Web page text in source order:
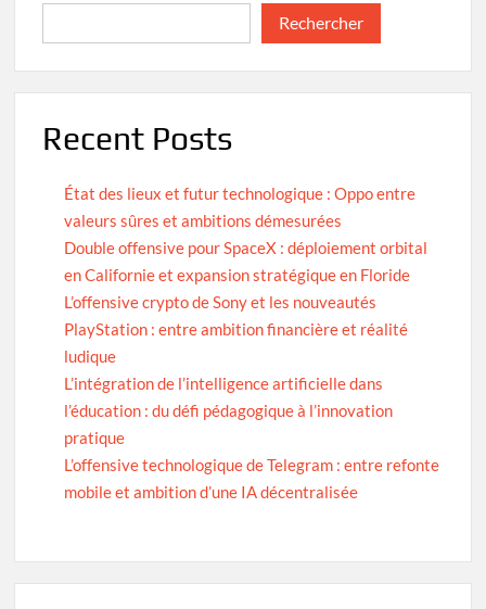
Rechercher
Recent Posts
État des lieux et futur technologique : Oppo entre
valeurs sûres et ambitions démesurées
Double offensive pour SpaceX : déploiement orbital
en Californie et expansion stratégique en Floride
L’offensive crypto de Sony et les nouveautés
PlayStation : entre ambition financière et réalité
ludique
L’intégration de l’intelligence artificielle dans
l’éducation : du défi pédagogique à l’innovation
pratique
L’offensive technologique de Telegram : entre refonte
mobile et ambition d’une IA décentralisée